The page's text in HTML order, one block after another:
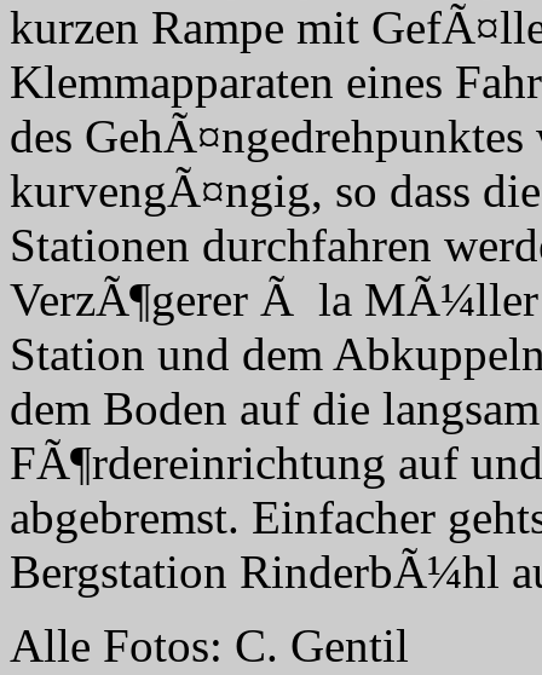
kurzen Rampe mit
Klemmapparaten eines
des
kurvengÃ¤ngig, so dass
Stationen durchfahren
VerzÃ¶gerer Ã la
Station und dem
dem Boden auf die
FÃ¶rdereinrichtung auf
abgebremst. Einfacher
Bergstation RinderbÃ¼hl
Alle Fotos: C. Gentil